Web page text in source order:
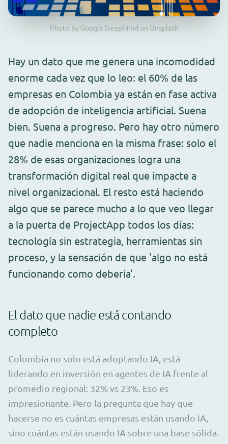
Photo by Google DeepMind on Unsplash
Hay un dato que me genera una incomodidad
enorme cada vez que lo leo: el 60% de las
empresas en Colombia ya están en fase activa
de adopción de inteligencia artificial. Suena
bien. Suena a progreso. Pero hay otro número
que nadie menciona en la misma frase: solo el
28% de esas organizaciones logra una
transformación digital real que impacte a
nivel organizacional. El resto está haciendo
algo que se parece mucho a lo que veo llegar
a la puerta de ProjectApp todos los días:
tecnología sin estrategia, herramientas sin
proceso, y la sensación de que 'algo no está
funcionando como debería'.
El dato que nadie está contando
completo
Colombia no solo está adoptando IA, está
liderando en inversión en agentes de IA frente al
promedio regional: 32% vs 23%. Eso es
impresionante. Pero la pregunta que hay que
hacerse no es cuántas empresas están usando IA,
sino cuántas están usando IA sobre una base sólida.